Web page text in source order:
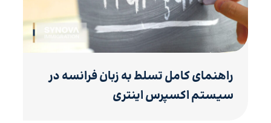
راهنمای کامل تسلط به زبان فرانسه در
سیستم اکسپرس اینتری